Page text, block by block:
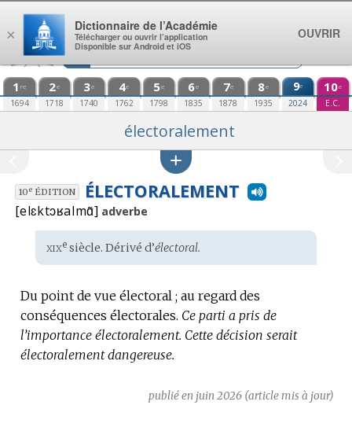
Aller au contenu
1 re
1694
2e
1718
3e
1740
4e
1762
5e
1798
6e
1835
7e
1878
8e
1935
9e
2024
10e
E.C.
électoralement
10eÉDITION ÉLECTORALEMENT
[elɛktɔʁalmɑ̃] adverbe
Étymologie
:
xixesiècle. Dérivé d’électoral.
Du point de vue électoral ; au regard des
conséquences électorales. Ce parti a pris de
l’importance électoralement. Cette décision serait
électoralement dangereuse.
publié en juin 2026 (article mis à jour)
×
Dictionnaire de l’Académie
Télécharger ou ouvrir l’application
Disponible sur Android et iOS
OUVRIR